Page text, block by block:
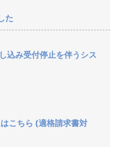
た
込み受付停止を伴うシス
こちら (適格請求書対